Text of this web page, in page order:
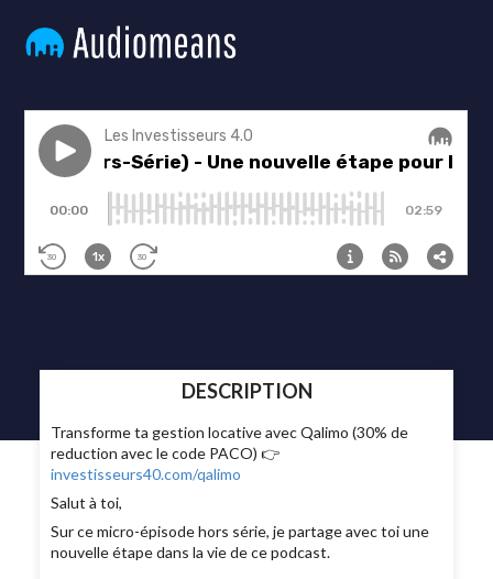
DESCRIPTION
Transforme ta gestion locative avec Qalimo (30% de
reduction avec le code PACO) 👉
investisseurs40.com/qalimo
Salut à toi,
Sur ce micro-épisode hors série, je partage avec toi une
nouvelle étape dans la vie de ce podcast.